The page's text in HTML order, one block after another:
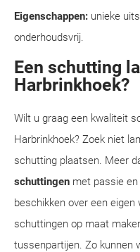
Eigenschappen: unieke
onderhoudsvrij.
Een schutting
Harbrinkhoek?
Wilt u graag een kwaliteit
Harbrinkhoek? Zoek niet
schutting plaatsen. Meer
schuttingen met passie en
beschikken over een
schuttingen op maat
tussenpartijen. Zo kunnen